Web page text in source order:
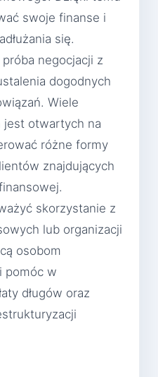
swoje finanse i
się.
negocjacji z
dogodnych
Wiele
otwartych na
różne formy
znajdujących
skorzystanie z
lub organizacji
osobom
pomóc w
długów oraz